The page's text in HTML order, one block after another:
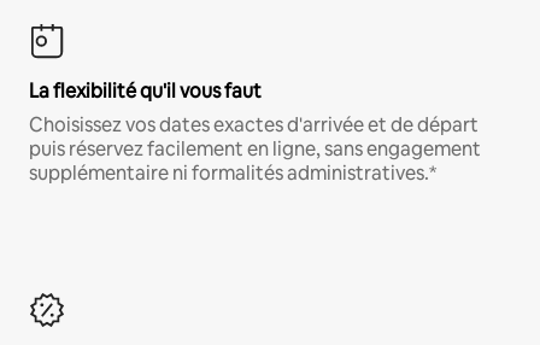
La flexibilité qu'il vous faut
Choisissez vos dates exactes d'arrivée et de départ
puis réservez facilement en ligne, sans engagement
supplémentaire ni formalités administratives.*